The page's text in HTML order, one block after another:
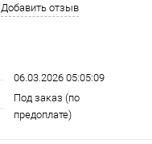
Добавить отзыв
06.03.2026 05:05:09
Под заказ (по
предоплате)